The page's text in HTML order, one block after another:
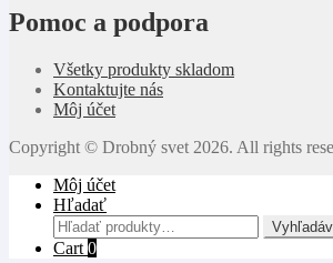
Pomoc a podpora
Všetky produkty skladom
Kontaktujte nás
Môj účet
Copyright © Drobný svet 2026. All rights
Môj účet
Hľadať
Hľadať:
Cart 0